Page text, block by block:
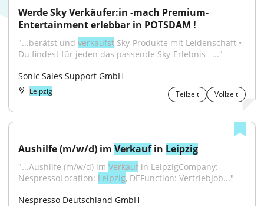
Werde Sky Verkäufer:in -mach Premium-
Entertainment erlebbar in POTSDAM !
"...berätst und verkaufst Sky-Produkte mit Leidenschaft •
Du findest für jeden das passende Sky-Erlebnis –..."
Sonic Sales Support GmbH
Leipzig Teilzeit Vollzeit
Aushilfe (m/w/d) im Verkauf in Leipzig
"...Aushilfe (m/w/d) im Verkauf in LeipzigCompany:
NespressoLocation: Leipzig, DEFunction: VertriebJob..."
Nespresso Deutschland GmbH